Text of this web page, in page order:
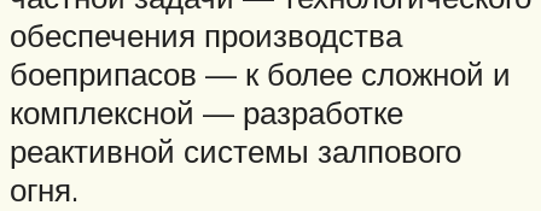
обеспечения производства
боеприпасов — к более сложной и
комплексной — разработке
реактивной системы залпового
огня.